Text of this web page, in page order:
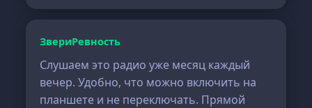
ЗвериРевность
Слушаем это радио уже месяц каждый
вечер. Удобно, что можно включить на
планшете и не переключать. Прямой